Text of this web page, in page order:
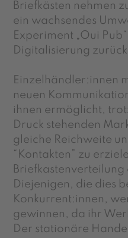
Briefkästen nehmen
ein wachsendes
Experiment „Oui
Digitalisierung
Einzelhändler:innen
neuen
ihnen ermöglicht,
Druck stehenden
gleiche Reichweite
“Kontakten” zu
Diejenigen, die dies
Konkurrent:innen,
gewinnen, da ihr
Der stationäre